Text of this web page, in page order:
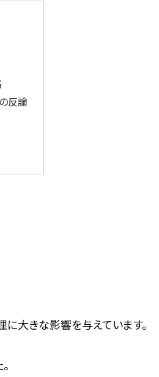
反論
に大きな影響を与えています。